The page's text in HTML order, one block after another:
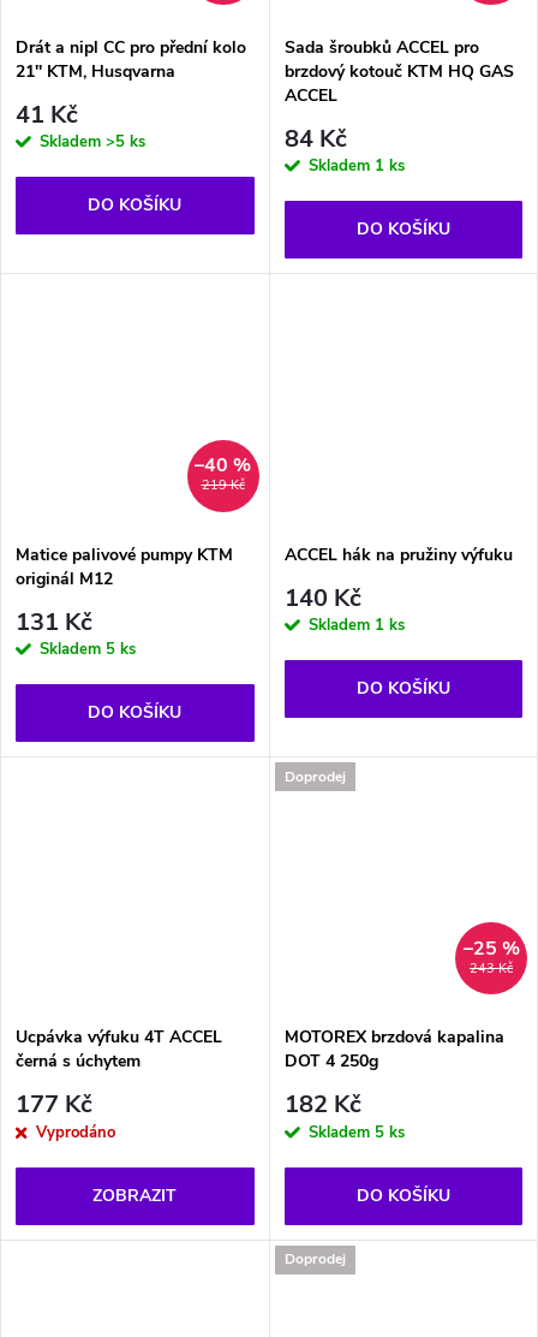
ů
Drát a nipl CC pro přední kolo
21'' KTM, Husqvarna
41 Kč
Skladem >5 ks
DO KOŠÍKU
Sada šroubků ACCEL pro
brzdový kotouč KTM HQ GAS
ACCEL
84 Kč
Skladem 1 ks
DO KOŠÍKU
219 Kč
–40 %
Matice palivové pumpy KTM
originál M12
131 Kč
Skladem 5 ks
DO KOŠÍKU
ACCEL hák na pružiny výfuku
140 Kč
Skladem 1 ks
DO KOŠÍKU
Ucpávka výfuku 4T ACCEL
černá s úchytem
177 Kč
Vyprodáno
ZOBRAZIT
Doprodej
243 Kč
–25 %
MOTOREX brzdová kapalina
DOT 4 250g
182 Kč
Skladem 5 ks
DO KOŠÍKU
Doprodej